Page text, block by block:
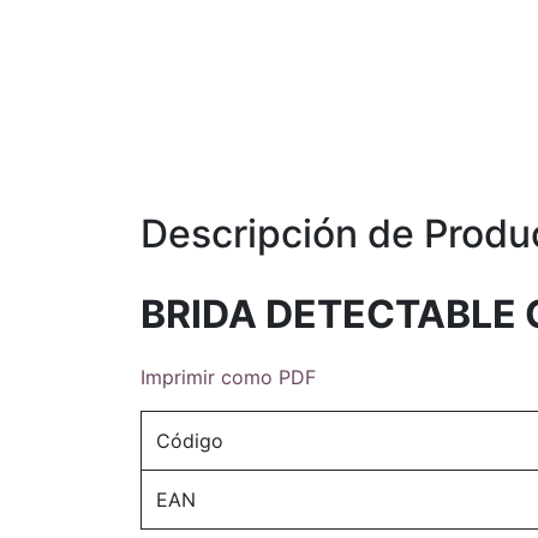
Descripción de
BRIDA DETECTABLE
Imprimir como PDF
Código
EAN